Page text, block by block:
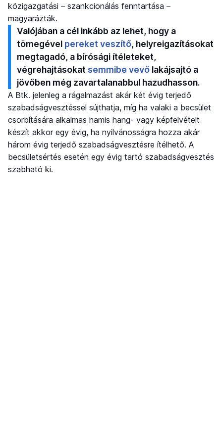
közigazgatási – szankcionálás fenntartása –
magyarázták.
Valójában a cél inkább az lehet, hogy a
tömegével pereket veszítő, helyreigazításokat
megtagadó, a bírósági ítéleteket,
végrehajtásokat semmibe vevő lakájsajtó a
jövőben még zavartalanabbul hazudhasson.
A Btk. jelenleg a rágalmazást akár két évig terjedő
szabadságvesztéssel sújthatja, míg ha valaki a becsület
csorbítására alkalmas hamis hang- vagy képfelvételt
készít akkor egy évig, ha nyilvánosságra hozza akár
három évig terjedő szabadságvesztésre ítélhető. A
becsületsértés esetén egy évig tartó szabadságvesztés
szabható ki.